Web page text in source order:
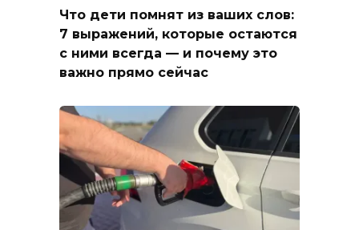
Что дети помнят из ваших слов:
7 выражений, которые остаются
с ними всегда — и почему это
важно прямо сейчас